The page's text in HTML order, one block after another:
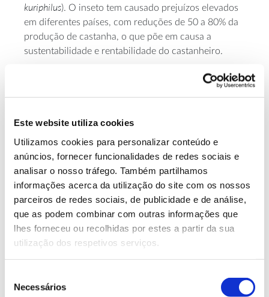
Este website utiliza cookies
Utilizamos cookies para personalizar conteúdo e
anúncios, fornecer funcionalidades de redes sociais e
analisar o nosso tráfego. Também partilhamos
informações acerca da utilização do site com os nossos
parceiros de redes sociais, de publicidade e de análise,
que as podem combinar com outras informações que
lhes forneceu ou recolhidas por estes a partir da sua
utilização dos respetivos serviços.
Necessários
kuriphilus). O inseto tem causado prejuízos elevados
em diferentes países, com reduções de 50 a 80% da
produção de castanha, o que põe em causa a
sustentabilidade e rentabilidade do castanheiro.
Objetivos
– Prospeção da vespa-das-galhas nas regiões do
– Estudar a bioecologia das pragas-chave nas
regiões de Terra Fria, Terra Quente, Padrela, Soutos
da Lapa, Marvão e Douro.
– Desenvolver e/ou aperfeiçoar meios de luta
biológica e luta biotécnica contra as pragas-chave.
– Transferir conhecimento e tecnologia através de
ações de divulgação para grandes públicos,
publicações técnicas; da participação em congressos
nacionais e internacionais; da publicação de artigos
de âmbito científico; e da elaboração de um Manual
de Boas Práticas.